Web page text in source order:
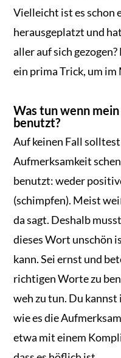
Vielleicht ist es schon
herausgeplatzt und
aller auf sich
ein prima Trick, um
Was tun wenn
benutzt?
Auf keinen Fall
Aufmerksamkeit
benutzt: weder
(schimpfen). Meist
da sagt. Deshalb
dieses Wort unschön
kann. Sei ernst und
richtigen Worte zu
weh zu tun. Du
wie es die
etwa mit einem